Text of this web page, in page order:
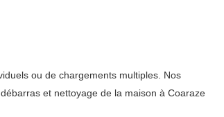
ou de chargements multiples. Nos
et nettoyage de la maison à Coaraze